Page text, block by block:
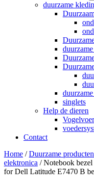
duurzame
singlets
Help de dieren
Vogelvoer
Contact
Home /Duurzame
elektronica / Notebook
for Dell Latitude E7470 B